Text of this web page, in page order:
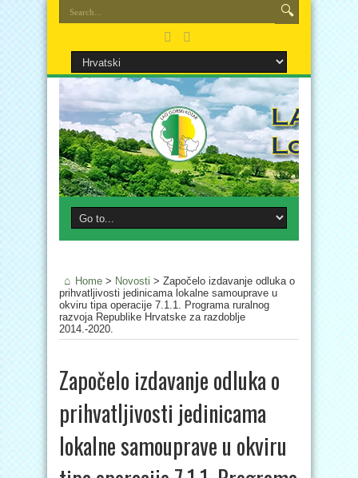
Home > Novosti > Započelo izdavanje odluka o
prihvatljivosti jedinicama lokalne samouprave u
okviru tipa operacije 7.1.1. Programa ruralnog
razvoja Republike Hrvatske za razdoblje
2014.-2020.
Započelo izdavanje odluka o
prihvatljivosti jedinicama
lokalne samouprave u okviru